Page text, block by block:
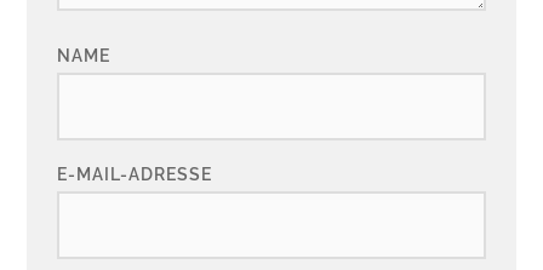
NAME
E-MAIL-ADRESSE